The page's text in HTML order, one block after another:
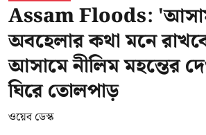
Assam Floods:
অবহেলার কথা মনে
আসামে নীলিম মহন্তের
ঘিরে তোলপাড়
ওয়েব ডেস্ক